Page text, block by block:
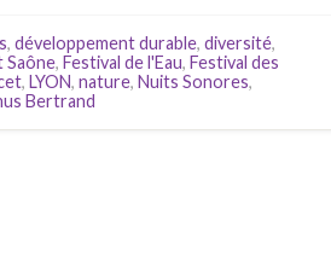
, développement durable, diversité,
Saône, Festival de l'Eau, Festival des
, LYON, nature, Nuits Sonores,
Bertrand